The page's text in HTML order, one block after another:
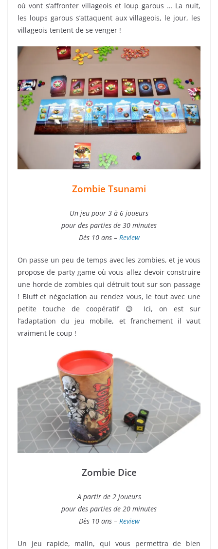
où vont s’affronter villageois et loup garous … La nuit,
les loups garous s’attaquent aux villageois, le jour, les
villageois tentent de se venger !
Zombie Tsunami
Un jeu pour 3 à 6 joueurs
pour des parties de 30 minutes
Dès 10ans – Review
On passe un peu de temps avec les zombies, et je vous
propose de party game où vous allez devoir construire
une horde de zombies qui détruit tout sur son passage
! Bluff et négociation au rendez vous, le tout avec une
petite touche de coopératif 😉 Ici, on est sur
l’adaptation du jeu mobile, et franchement il vaut
vraiment le coup !
Zombie Dice
A partir de 2 joueurs
pour des parties de 20 minutes
Dès 10 ans – Review
Un jeu rapide, malin, qui vous permettra de bien